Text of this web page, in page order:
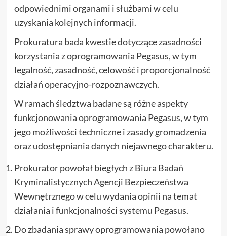
odpowiednimi organami i służbami w celu
uzyskania kolejnych informacji.
Prokuratura bada kwestie dotyczące zasadności
korzystania z oprogramowania Pegasus, w tym
legalność, zasadność, celowość i proporcjonalność
działań operacyjno-rozpoznawczych.
W ramach śledztwa badane są różne aspekty
funkcjonowania oprogramowania Pegasus, w tym
jego możliwości techniczne i zasady gromadzenia
oraz udostępniania danych niejawnego charakteru.
Prokurator powołał biegłych z Biura Badań
Kryminalistycznych Agencji Bezpieczeństwa
Wewnętrznego w celu wydania opinii na temat
działania i funkcjonalności systemu Pegasus.
Do zbadania sprawy oprogramowania powołano